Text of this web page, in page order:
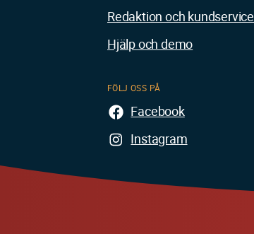
Redaktion och kundservice
Hjälp och demo
FÖLJ OSS PÅ
Facebook
Instagram